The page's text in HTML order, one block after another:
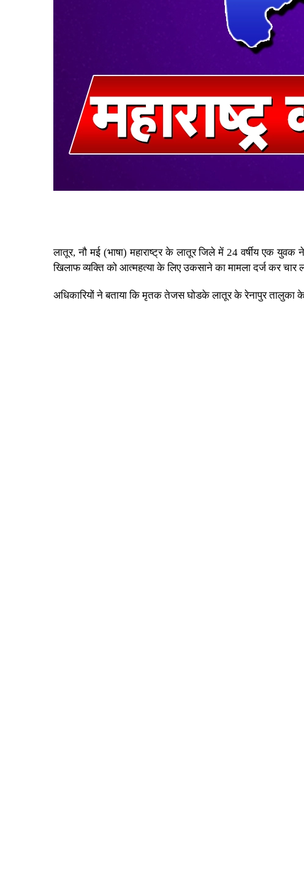
लातूर, नौ मई (भाषा) महाराष्ट्र के लातूर जिले में 24 वर्षीय एक
खिलाफ व्यक्ति को आत्महत्या के लिए उकसाने का मामला दर्ज कर चार
अधिकारियों ने बताया कि मृतक तेजस घोडके लातूर के रेनापुर तालुका